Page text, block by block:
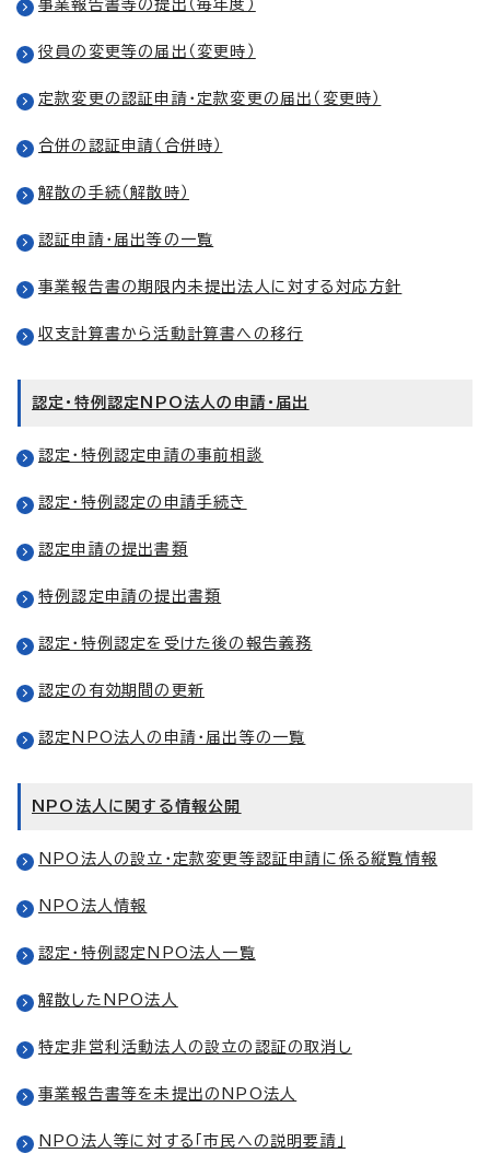
事業報告書等の提出（毎年度）
役員の変更等の届出（変更時）
定款変更の認証申請・定款変更の届出（変更時）
合併の認証申請（合併時）
解散の手続（解散時）
認証申請・届出等の一覧
事業報告書の期限内未提出法人に対する対応方針
収支計算書から活動計算書への移行
認定・特例認定NPO法人の申請・届出
認定・特例認定申請の事前相談
認定・特例認定の申請手続き
認定申請の提出書類
特例認定申請の提出書類
認定・特例認定を受けた後の報告義務
認定の有効期間の更新
認定NPO法人の申請・届出等の一覧
NPO法人に関する情報公開
NPO法人の設立・定款変更等認証申請に係る縦覧情報
NPO法人情報
認定・特例認定NPO法人一覧
解散したNPO法人
特定非営利活動法人の設立の認証の取消し
事業報告書等を未提出のNPO法人
NPO法人等に対する「市民への説明要請」